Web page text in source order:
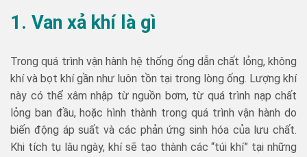
1. Van xả khí là gì
Trong quá trình vận hành hệ thống ống dẫn chất lỏng, không
khí và bọt khí gần như luôn tồn tại trong lòng ống. Lượng khí
này có thể xâm nhập từ nguồn bơm, từ quá trình nạp chất
lỏng ban đầu, hoặc hình thành trong quá trình vận hành do
biến động áp suất và các phản ứng sinh hóa của lưu chất.
Khi tích tụ lâu ngày, khí sẽ tạo thành các “túi khí” tại những